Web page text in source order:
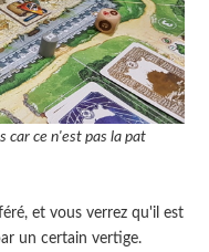
car ce n'est pas la pat
et vous verrez qu'il est
un certain vertige.